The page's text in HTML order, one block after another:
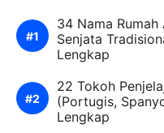
34 Nama
Senjata
Lengkap
22 Tokoh
(Portugis,
Lengkap